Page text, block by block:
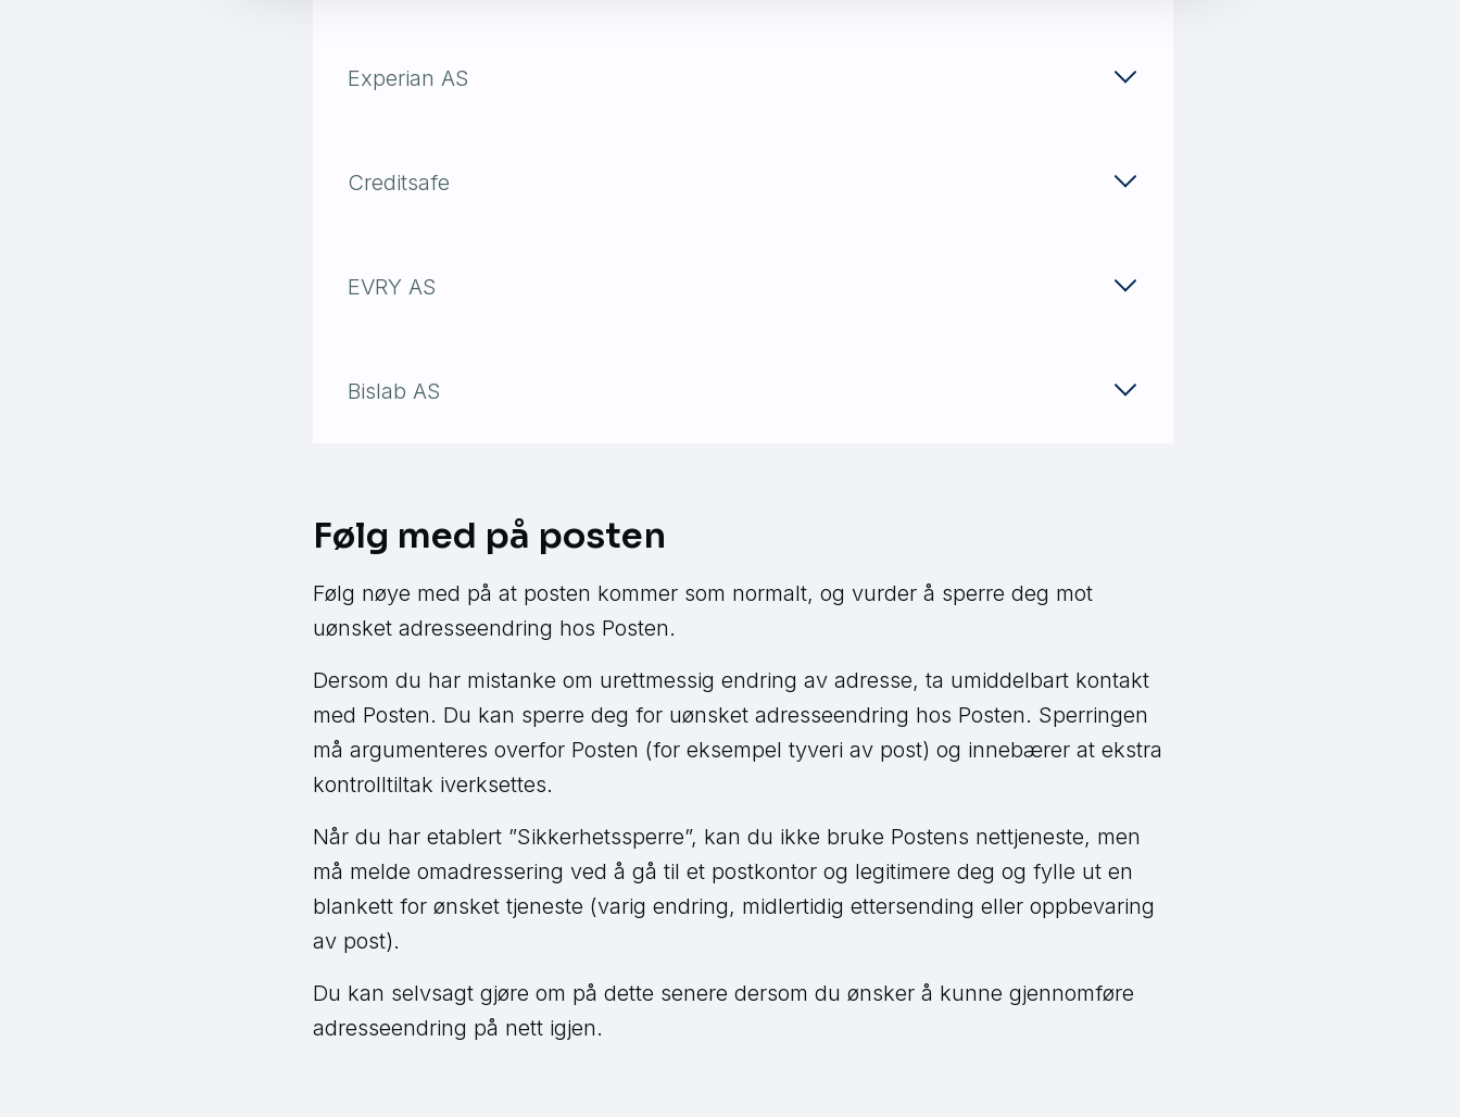
Experian AS
Creditsafe
EVRY AS
Bislab AS
Følg med på posten
Følg nøye med på at posten kommer som normalt, og vurder å sperre deg mot
uønsket adresseendring hos Posten.
Dersom du har mistanke om urettmessig endring av adresse, ta umiddelbart kontakt
med Posten. Du kan sperre deg for uønsket adresseendring hos Posten. Sperringen
må argumenteres overfor Posten (for eksempel tyveri av post) og innebærer at ekstra
kontrolltiltak iverksettes.
Når du har etablert ”Sikkerhetssperre”, kan du ikke bruke Postens nettjeneste, men
må melde omadressering ved å gå til et postkontor og legitimere deg og fylle ut en
blankett for ønsket tjeneste (varig endring, midlertidig ettersending eller oppbevaring
av post).
Du kan selvsagt gjøre om på dette senere dersom du ønsker å kunne gjennomføre
adresseendring på nett igjen.